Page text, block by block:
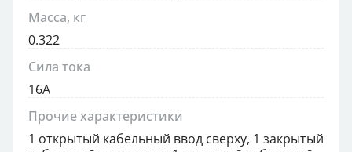
Масса, кг
0.322
Сила тока
16А
Прочие характеристики
1 открытый кабельный ввод сверху, 1 закрытый